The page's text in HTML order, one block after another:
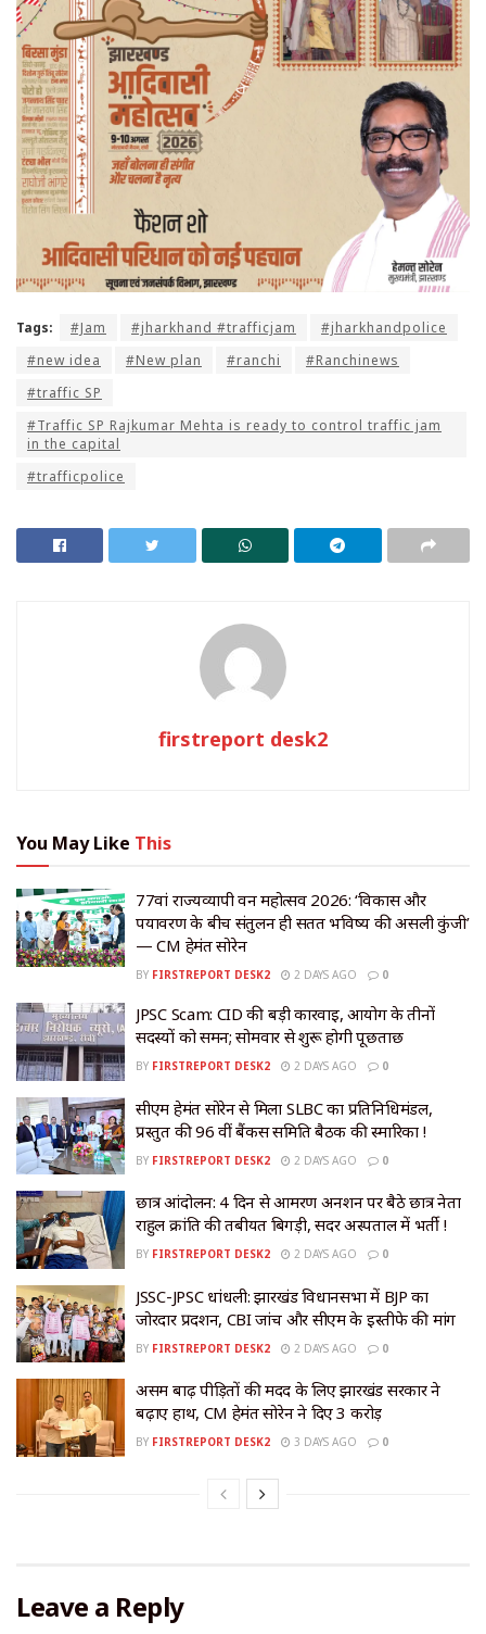
Tags: #Jam #jharkhand #trafficjam
#jharkhandpolice
#new idea
#New plan #ranchi
#Ranchinews
#traffic SP
#Traffic SP Rajkumar Mehta is ready to control traffic jam
in the capital
#trafficpolice
firstreport desk2
You May Like This
77वां राज्यव्यापी वन महोत्सव 2026: ‘विकास और
पर्यावरण के बीच संतुलन ही सतत भविष्य की असली कुंजी’
— CM हेमंत सोरेन
BY FIRSTREPORT DESK2 2 DAYS AGO 0
JPSC Scam: CID की बड़ी कार्रवाई, आयोग के तीनों
सदस्यों को समन; सोमवार से शुरू होगी पूछताछ
BY FIRSTREPORT DESK2 2 DAYS AGO 0
सीएम हेमंत सोरेन से मिला SLBC का प्रतिनिधिमंडल,
प्रस्तुत की 96 वीं बैंकर्स समिति बैठक की स्मारिका !
BY FIRSTREPORT DESK2 2 DAYS AGO 0
छात्र आंदोलन: 4 दिन से आमरण अनशन पर बैठे छात्र नेता
राहुल क्रांति की तबीयत बिगड़ी, सदर अस्पताल में भर्ती !
BY FIRSTREPORT DESK2 2 DAYS AGO 0
JSSC-JPSC धांधली: झारखंड विधानसभा में BJP का
जोरदार प्रदर्शन, CBI जांच और सीएम के इस्तीफे की मांग
BY FIRSTREPORT DESK2 2 DAYS AGO 0
असम बाढ़ पीड़ितों की मदद के लिए झारखंड सरकार ने
बढ़ाए हाथ, CM हेमंत सोरेन ने दिए ₹3 करोड़
BY FIRSTREPORT DESK2 3 DAYS AGO 0
Leave a Reply